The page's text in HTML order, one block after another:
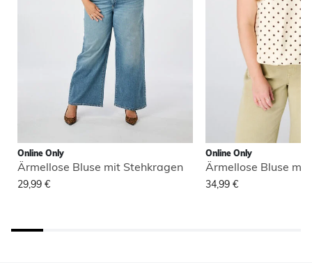
Online Only
Ärmellose Bluse mit Stehkragen
29,99 €
Online Only
Ärmellose Bluse
34,99 €